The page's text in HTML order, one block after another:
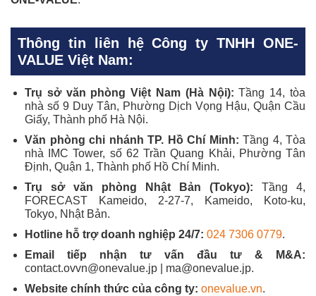
Thông tin liên hệ Công ty TNHH ONE-
VALUE Việt Nam:
Trụ sở văn phòng Việt Nam (Hà Nội): Tầng 14, tòa
nhà số 9 Duy Tân, Phường Dịch Vọng Hậu, Quận Cầu
Giấy, Thành phố Hà Nội.
Văn phòng chi nhánh TP. Hồ Chí Minh: Tầng 4, Tòa
nhà IMC Tower, số 62 Trần Quang Khải, Phường Tân
Định, Quận 1, Thành phố Hồ Chí Minh.
Trụ sở văn phòng Nhật Bản (Tokyo): Tầng 4,
FORECAST Kameido, 2-27-7, Kameido, Koto-ku,
Tokyo, Nhật Bản.
Hotline hỗ trợ doanh nghiệp 24/7: 024 7306 0779.
Email tiếp nhận tư vấn đầu tư & M&A:
contact.ovvn@onevalue.jp | ma@onevalue.jp.
Website chính thức của công ty: onevalue.vn.